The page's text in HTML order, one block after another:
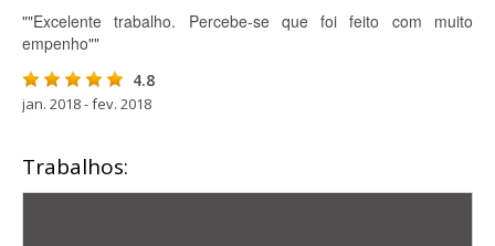
""Excelente trabalho. Percebe-se que foi feito com muito
empenho""
4.8
jan. 2018 - fev. 2018
Trabalhos: